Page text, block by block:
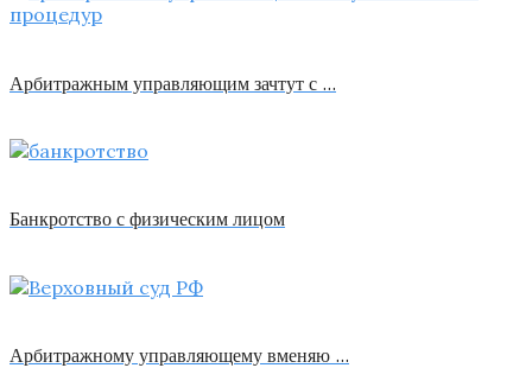
Арбитражным управляющим зачтут с …
Банкротство с физическим лицом
Арбитражному управляющему вменяю …